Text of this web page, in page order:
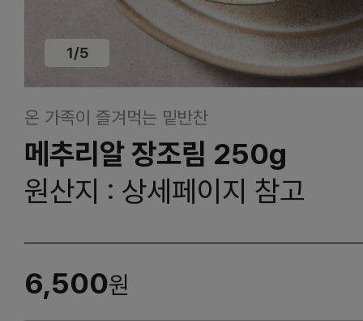
1/5
온 가족이 즐겨먹는 밑반찬
메추리알 장조림 250g
원산지 : 상세페이지 참고
6,500원